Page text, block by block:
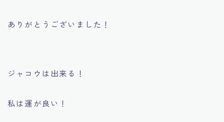
ありがとうございました！
ジャコウは出来る！
私は運が良い！